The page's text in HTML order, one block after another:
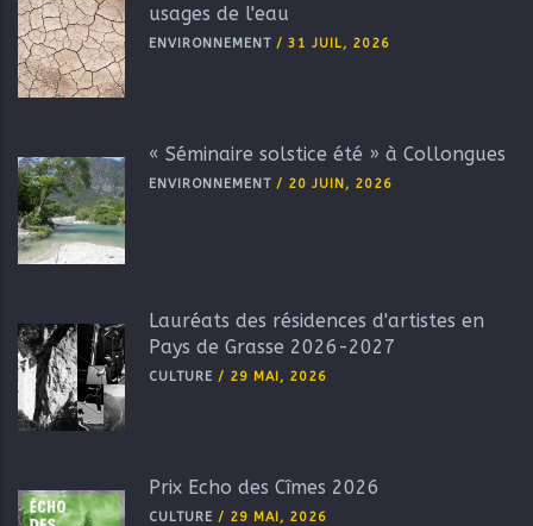
usages de l'eau
ENVIRONNEMENT / 31 JUIL, 2026
« Séminaire solstice été » à Collongues
ENVIRONNEMENT / 20 JUIN, 2026
Lauréats des résidences d'artistes en
Pays de Grasse 2026-2027
CULTURE / 29 MAI, 2026
Prix Echo des Cîmes 2026
CULTURE / 29 MAI, 2026